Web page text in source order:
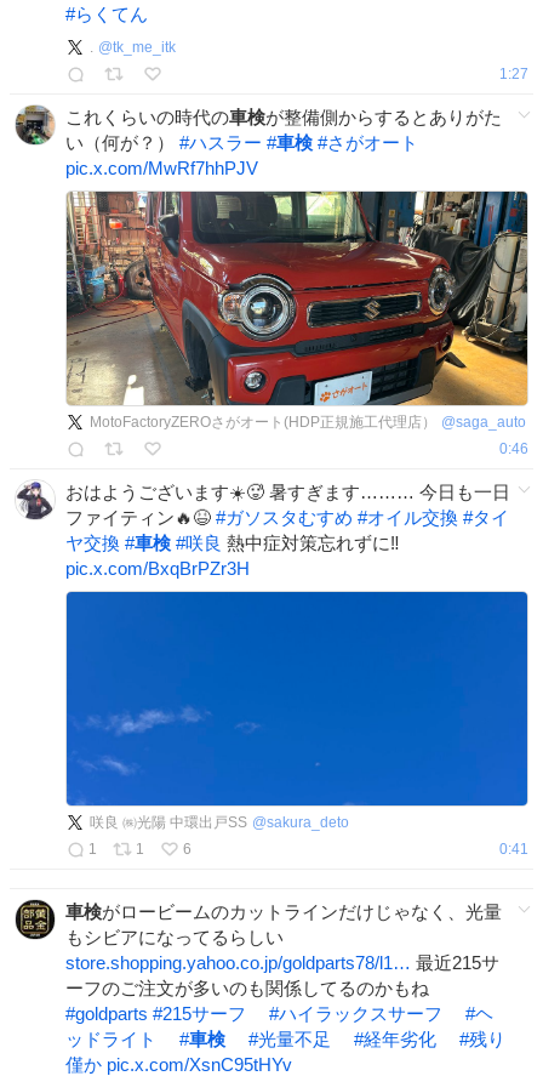
#らくてん
. @tk_me_itk
1:27
これくらいの時代の車検が整備側からするとありがた
い（何が？） #ハスラー #車検 #さがオート
pic.x.com/MwRf7hhPJV
MotoFactoryZEROさがオート(HDP正規施工代理店） @saga_auto
0:46
おはようございます☀️🥵 暑すぎます……… 今日も一日
ファイティン🔥😆 #ガソスタむすめ #オイル交換 #タイ
ヤ交換 #車検 #咲良 熱中症対策忘れずに‼️
pic.x.com/BxqBrPZr3H
咲良 ㈱光陽 中環出戸SS @sakura_deto
1
1 6 0:41
車検がロービームのカットラインだけじゃなく、光量
もシビアになってるらしい
store.shopping.yahoo.co.jp/goldparts78/l1… 最近215サ
ーフのご注文が多いのも関係してるのかもね
#goldparts #215サーフ #ハイラックスサーフ #ヘ
ッドライト
#車検 #光量不足 #経年劣化 #残り
僅か pic.x.com/XsnC95tHYv